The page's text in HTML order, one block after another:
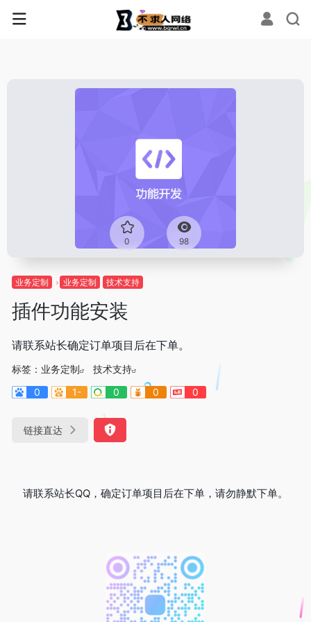
0 98
业务定制 业务定制 技术支持
插件功能安装
请联系站长确定订单项目后在下单。
标签： 业务定制
技术支持
0
1- 0 0 0
链接直达
请联系站长QQ，确定订单项目后在下单，请勿静默下单。